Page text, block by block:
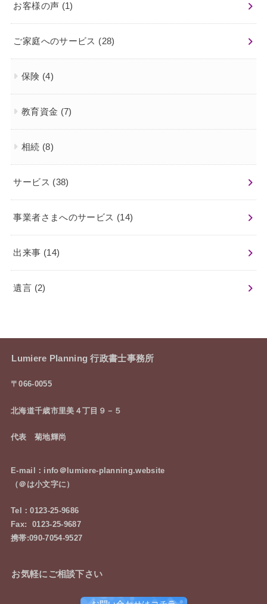
お客様の声 (1)
ご家庭へのサービス (28)
保険 (4)
教育資金 (7)
相続 (8)
サービス (38)
事業者さまへのサービス (14)
出来事 (14)
遺言 (2)
Lumiere Planning 行政書士事務所
〒066-0055
北海道千歳市里美４丁目９－５
代表 菊地輝尚
E-mail：info＠lumiere-planning.website
（＠は小文字に）
Tel：0123-25-9686
Fax: 0123-25-9687
携帯:090-7054-9527
お気軽にご相談下さい